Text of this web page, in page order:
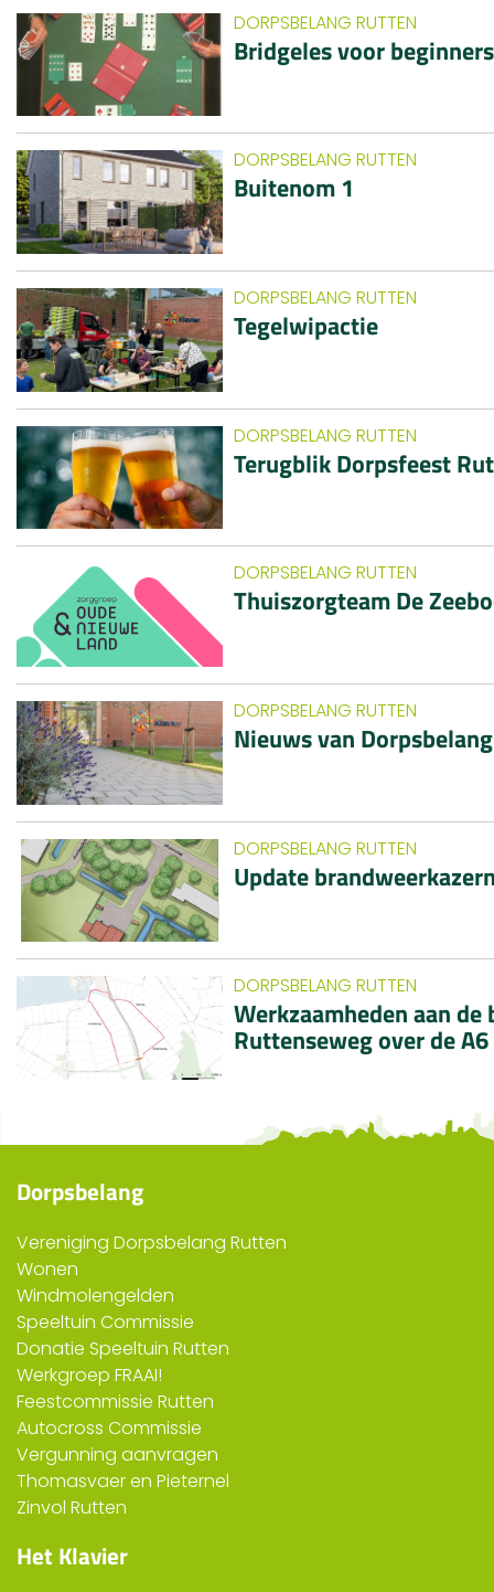
DORPSBELANG RUTTEN
Bridgeles voor
DORPSBELANG RUTTEN
Buitenom 1
DORPSBELANG RUTTEN
Tegelwipactie
DORPSBELANG RUTTEN
Terugblik Dorpsfeest
DORPSBELANG RUTTEN
Thuiszorgteam De
DORPSBELANG RUTTEN
Nieuws van Dorpsbelang
DORPSBELANG RUTTEN
Update
DORPSBELANG RUTTEN
Werkzaamheden aan de
Ruttenseweg over de A6
Dorpsbelang
Vereniging Dorpsbelang Rutten
Wonen
Windmolengelden
Speeltuin Commissie
Donatie Speeltuin Rutten
Werkgroep FRAAI!
Feestcommissie Rutten
Autocross Commissie
Vergunning aanvragen
Thomasvaer en Pieternel
Zinvol Rutten
Het Klavier